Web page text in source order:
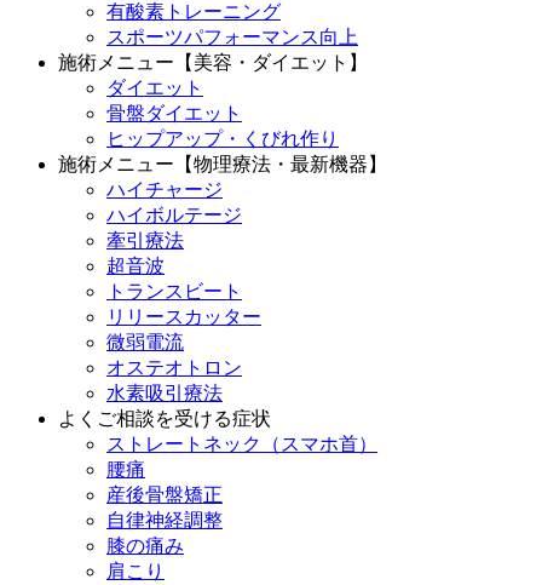
有酸素トレーニング
スポーツパフォーマンス向上
施術メニュー【美容・ダイエット】
ダイエット
骨盤ダイエット
ヒップアップ・くびれ作り
施術メニュー【物理療法・最新機器】
ハイチャージ
ハイボルテージ
牽引療法
超音波
トランスビート
リリースカッター
微弱電流
オステオトロン
水素吸引療法
よくご相談を受ける症状
ストレートネック（スマホ首）
腰痛
産後骨盤矯正
自律神経調整
膝の痛み
肩こり